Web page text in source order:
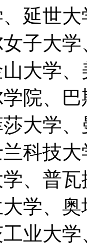
延世
子大
大学
院、
大学
科技
、普
学、
业大